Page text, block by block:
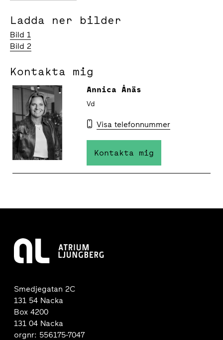
Ladda ner bilder
Bild 1
Bild 2
Kontakta mig
Annica Ånäs
Vd
Visa telefonnummer
Kontakta mig
Smedjegatan 2C
131 54 Nacka
Box 4200
131 04 Nacka
orgnr: 556175-7047